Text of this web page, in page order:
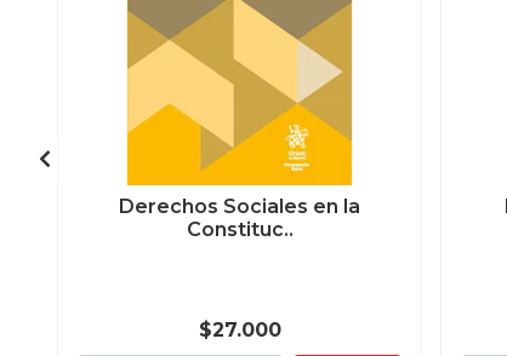
Derechos Sociales en la
Constituc..
$27.000